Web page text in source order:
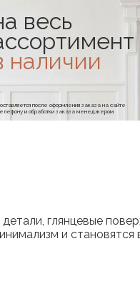
есть решения
глянцевые
и становятся
весь
наличии
после оформления заказа на сайте
и обработки заказа менеджером